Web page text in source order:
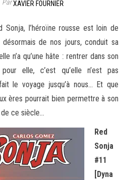
ParXAVIER FOURNIER
Sonja, l’héroïne rousse est loin de
désormais de nos jours, conduit sa
n’a qu’une hâte : rentrer dans son
elle, c’est qu’elle n’est pas
le voyage jusqu’à nous… Et que
ères pourrait bien permettre à son
de ce siècle…
Red
Sonja
#11
[Dyna